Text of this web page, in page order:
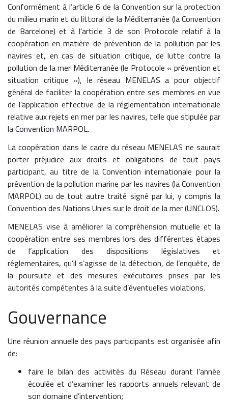
Conformément à l’article 6 de la Convention sur la protection
du milieu marin et du littoral de la Méditerranée (la Convention
de Barcelone) et à l’article 3 de son Protocole relatif à la
coopération en matière de prévention de la pollution par les
navires et, en cas de situation critique, de lutte contre la
pollution de la mer Méditerranée (le Protocole « prévention et
situation critique »), le réseau MENELAS a pour objectif
général de faciliter la coopération entre ses membres en vue
de l’application effective de la réglementation internationale
relative aux rejets en mer par les navires, telle que stipulée par
la Convention MARPOL.
La coopération dans le cadre du réseau MENELAS ne saurait
porter préjudice aux droits et obligations de tout pays
participant, au titre de la Convention internationale pour la
prévention de la pollution marine par les navires (la Convention
MARPOL) ou de tout autre traité signé par lui, y compris la
Convention des Nations Unies sur le droit de la mer (UNCLOS).
MENELAS vise à améliorer la compréhension mutuelle et la
coopération entre ses membres lors des différentes étapes
de l’application des dispositions législatives et
réglementaires, qu’il s’agisse de la détection, de l’enquête, de
la poursuite et des mesures exécutoires prises par les
autorités compétentes à la suite d’éventuelles violations.
Gouvernance
Une réunion annuelle des pays participants est organisée afin
de:
faire le bilan des activités du Réseau durant l’année
écoulée et d’examiner les rapports annuels relevant de
son domaine d’intervention;